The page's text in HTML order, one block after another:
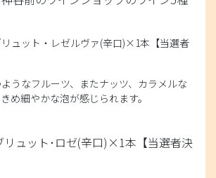
ュット・レゼルヴァ(辛口)×1本 【当選者
うなフルーツ、またナッツ、カラメルな
め細やかな泡が感じられます。
ュット･ロゼ(辛口)×1本 【当選者決